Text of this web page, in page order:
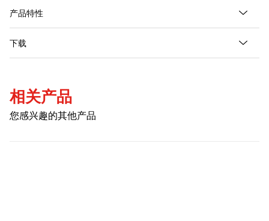
产品特性
下载
相关产品
您感兴趣的其他产品